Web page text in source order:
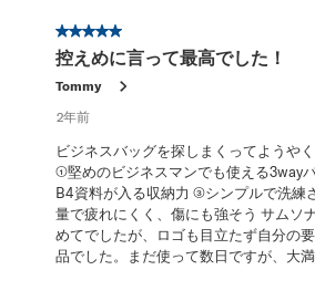
ー。
星5／5個です。
控えめに言って最高でした！
Tommy
2年前
ビジネスバッグを探しまくってようやく
①堅めのビジネスマンでも使える3way
B4資料が入る収納力 ③シンプルで洗練
量で疲れにくく、傷にも強そう サムソ
めてでしたが、ロゴも目立たず自分の
品でした。まだ使って数日ですが、大満